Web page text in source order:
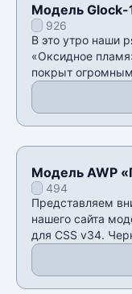
Модель Glock-
v34926
В это утро наши
«Оксидное
покрыт
Модель AWP
CSS v34
494
Представляем
нашего сайта
для CSS v34.